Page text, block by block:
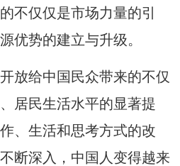
不仅仅是市场力量的引
优势的建立与升级。
给中国民众带来的不仅
居民生活水平的显著提
、生活和思考方式的改
断深入，中国人变得越来